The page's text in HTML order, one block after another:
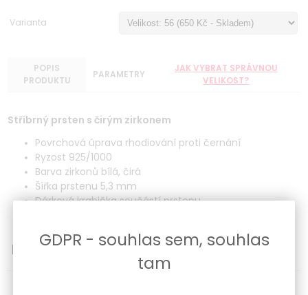
Varianta
POPIS
PRODUKTU
PARAMETRY
JAK VYBRAT SPRÁVNOU
VELIKOST?
Stříbrný prsten s čirým zirkonem
Povrchová úprava rhodiování proti černání
Ryzost 925/1000
Barva zirkonů bílá, čirá
Šířka prstenu 5,3 mm
Dárková krabička součástí prstenu
možnost vrácení zboží do 30 dnů
GDPR - souhlas sem, souhlas
tam